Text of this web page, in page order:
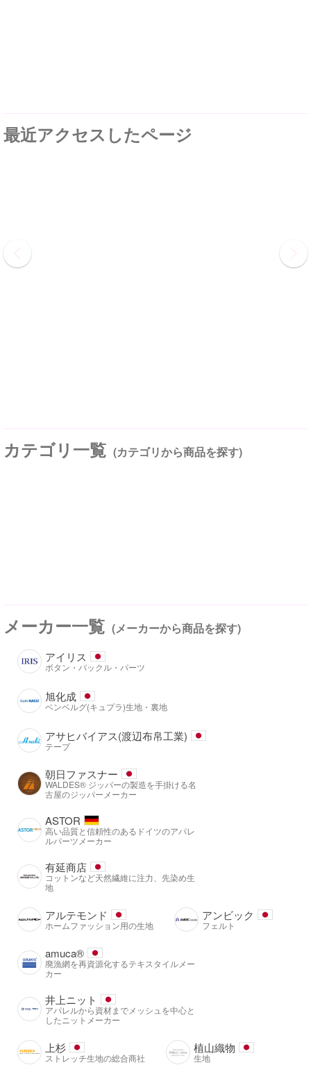
最近アクセスしたページ
カテゴリ一覧 (カテゴリから商品を探す)
メーカー一覧 (メーカーから商品を探す)
アイリス
ボタン・バックル・パーツ
旭化成
ベンベルグ(キュプラ)生地・裏地
アサヒバイアス(渡辺布帛工業)
テープ
朝日ファスナー
WALDES® ジッパーの製造を手掛ける名
古屋のジッパーメーカー
ASTOR
高い品質と信頼性のあるドイツのアパレ
ルパーツメーカー
有延商店
コットンなど天然繊維に注力、先染め生
地
アルテモンド
ホームファッション用の生地
アンビック
フェルト
amuca®️
廃漁網を再資源化するテキスタイルメー
カー
井上ニット
アパレルから資材までメッシュを中心と
したニットメーカー
上杉
ストレッチ生地の総合商社
植山織物
生地